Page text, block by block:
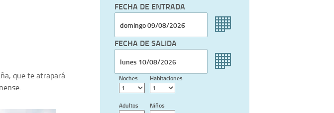
que te atrapará
FECHA DE ENTRADA
FECHA DE SALIDA
Noches Habitaciones
Adultos Niños